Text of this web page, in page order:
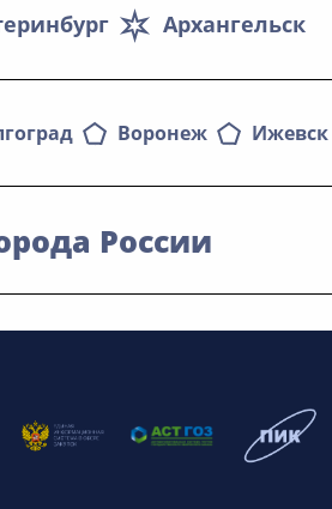
Архангельск
Воронеж Ижевск
России